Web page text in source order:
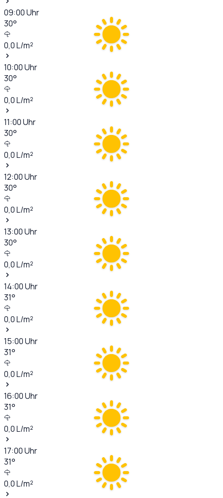
09:00Uhr
30°
0,0L/m²
10:00Uhr
30°
0,0L/m²
11:00Uhr
30°
0,0L/m²
12:00Uhr
30°
0,0L/m²
13:00Uhr
30°
0,0L/m²
14:00Uhr
31°
0,0L/m²
15:00Uhr
31°
0,0L/m²
16:00Uhr
31°
0,0L/m²
17:00Uhr
31°
0,0L/m²